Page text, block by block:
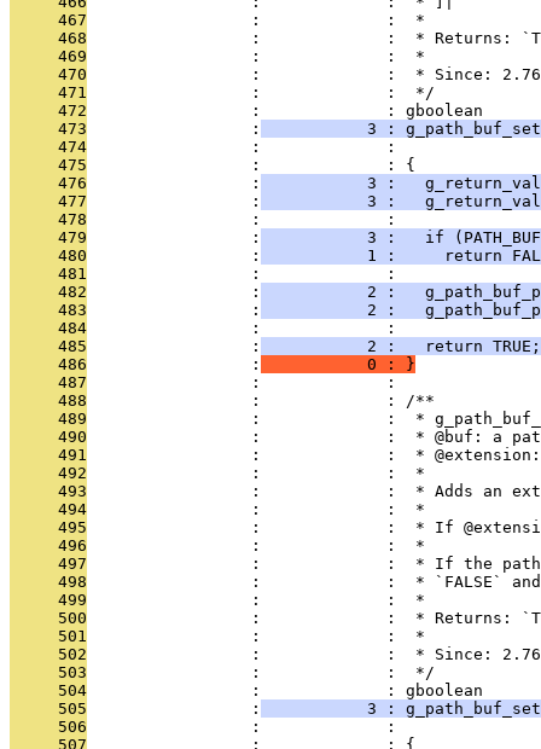
     467
                 :             :  *
     468
:             :  * Returns:
     469
                 :             :  *
     470
                 :             :  * Since: 2.76
     471
                 :             :  */
     472
                 :             : gboolean
     473
                 :
3 :
     474
:             :
     475
                 :             : {
     476
                 :
3 :
     477
                 :
3 :
     478
                 :             :
     479
                 :
3 :   if
     480
                 :
1 :     return
     481
                 :             :
     482
                 :
2 :
     483
                 :
2 :
     484
                 :             :
     485
                 :
           2 :   return TRUE;
     486
                 :
           0 : }
     487
                 :             :
     488
                 :             : /**
     489
:             :  *
     490
:             :  * @buf: a
     491
:             :  *
     492
                 :             :  *
     493
:             :  * Adds an
     494
                 :             :  *
     495
:             :  * If
     496
                 :             :  *
     497
:             :  * If the
     498
:             :  * `FALSE`
     499
                 :             :  *
     500
:             :  * Returns:
     501
                 :             :  *
     502
                 :             :  * Since: 2.76
     503
                 :             :  */
     504
                 :             : gboolean
     505
                 :
3 :
     506
:             :
     507
                 :             : {